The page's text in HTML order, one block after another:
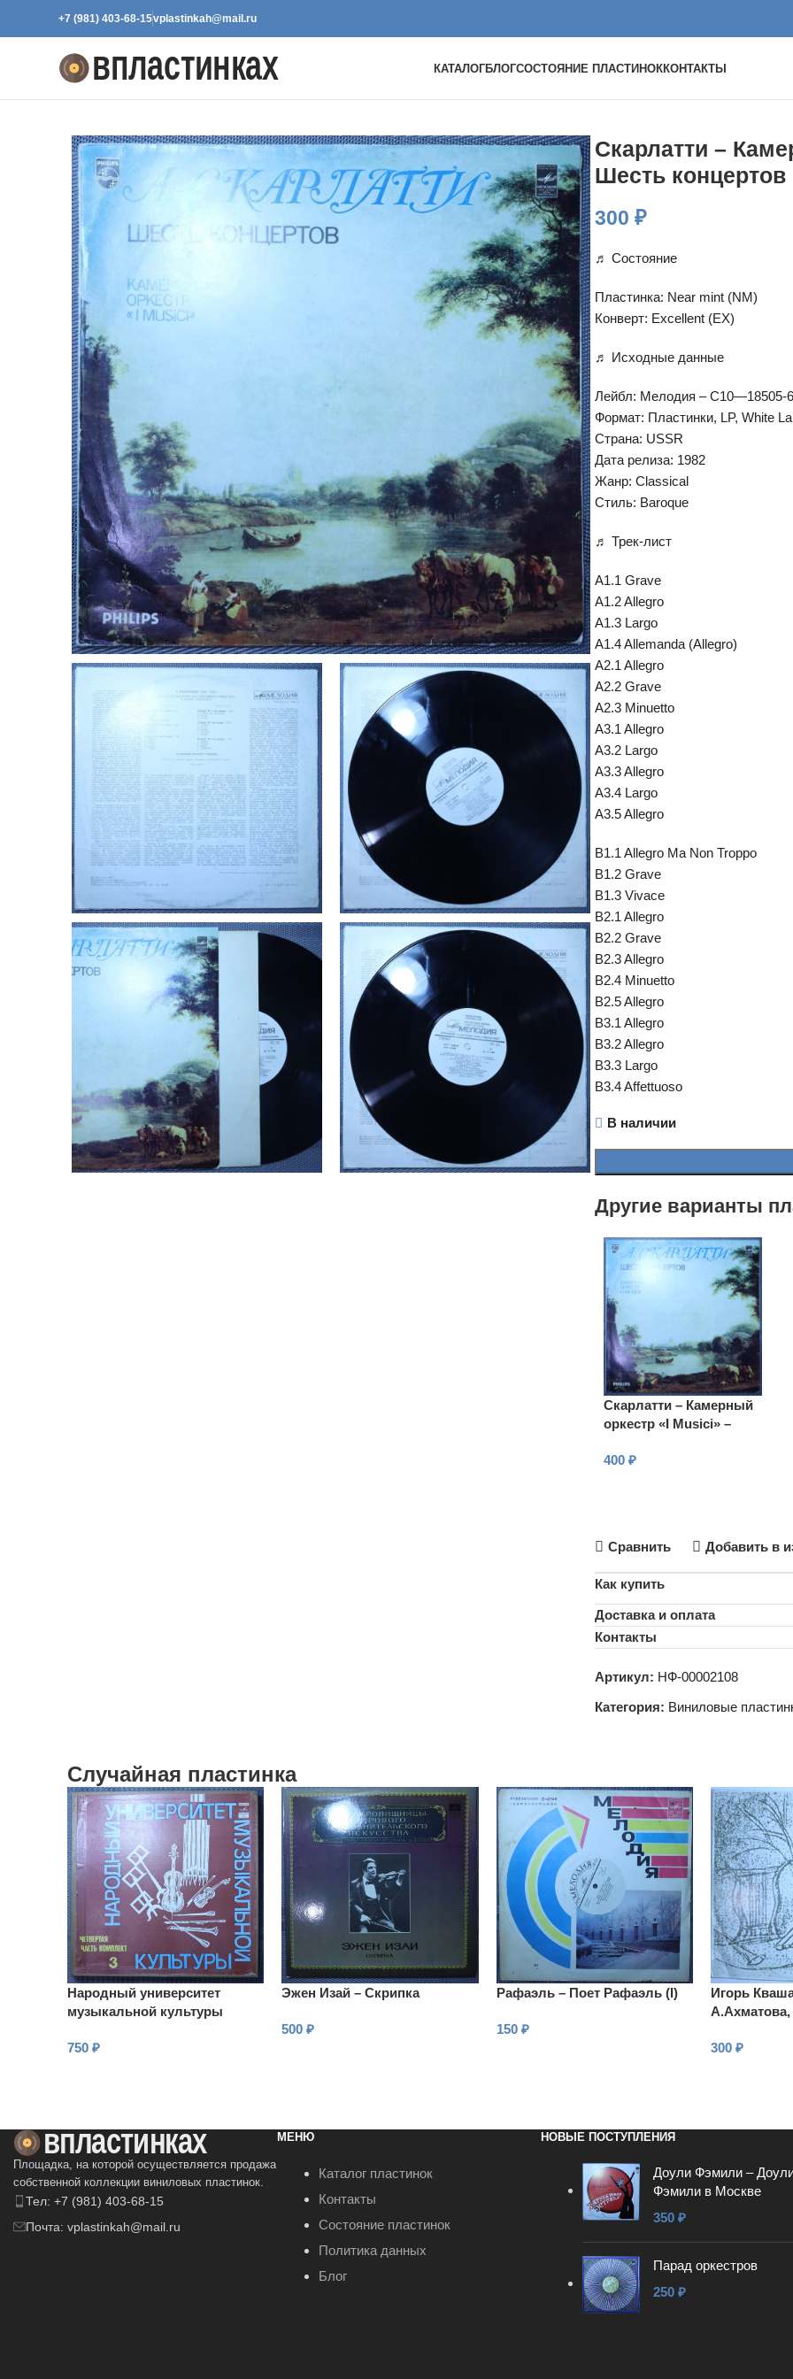
+7 (981) 403-68-15vplastinkah@mail.ru
КАТАЛОГБЛОГСОСТОЯНИЕ ПЛАСТИНОККОНТАКТЫ
Скарлатти –
Шесть концертов
300 ₽
♬ Состояние
Пластинка: Near mint (NM)
Конверт: Excellent (EX)
♬ Исходные данные
Лейбл: Мелодия – С10—18505-6
Формат: Пластинки, LP, White
Страна: USSR
Дата релиза: 1982
Жанр: Classical
Стиль: Baroque
♬ Трек-лист
A1.1 Grave
A1.2 Allegro
A1.3 Largo
A1.4 Allemanda (Allegro)
A2.1 Allegro
A2.2 Grave
A2.3 Minuetto
A3.1 Allegro
A3.2 Largo
A3.3 Allegro
A3.4 Largo
A3.5 Allegro
B1.1 Allegro Ma Non Troppo
B1.2 Grave
B1.3 Vivace
B2.1 Allegro
B2.2 Grave
B2.3 Allegro
B2.4 Minuetto
B2.5 Allegro
B3.1 Allegro
B3.2 Allegro
B3.3 Largo
B3.4 Affettuoso
В наличии
Другие варианты
Скарлатти – Камерный
оркестр «I Musici» –
400 ₽
Сравнить Добавить в
Как купить
Доставка и оплата
Контакты
Артикул: НФ-00002108
Категория: Виниловые
Случайная пластинка
Народный университет
музыкальной культуры
3)
750 ₽
Эжен Изай – Скрипка
500₽
Рафаэль – Поет Рафаэль (І)
150 ₽
Игорь
А.Ахматова,
300₽
Площадка, на которой осуществляется продажа
собственной коллекции виниловых пластинок.
Тел: +7 (981) 403-68-15
Почта: vplastinkah@mail.ru
МЕНЮ
Каталог пластинок
Контакты
Состояние пластинок
Политика данных
Блог
НОВЫЕ ПОСТУПЛЕНИЯ
Доули Фэмили –
Фэмили в Москве
350 ₽
Парад оркестров
250 ₽